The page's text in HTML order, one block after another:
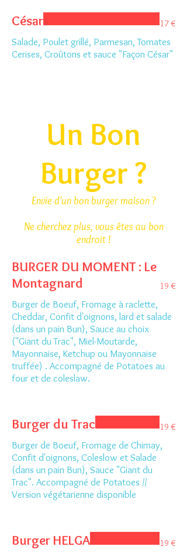
César
Salade, Poulet grillé, Parmesan, Tomates
Cerises, Croûtons et sauce "Façon César"
17 €
Un Bon
Burger ?
Envie d'un bon burger maison ?
Ne cherchez plus, vous êtes au bon
endroit !
BURGER DU MOMENT : Le
Montagnard
Burger de Boeuf, Fromage à raclette,
Cheddar, Confit d'oignons, lard et salade
(dans un pain Bun), Sauce au choix
("Giant du Trac", Miel-Moutarde,
Mayonnaise, Ketchup ou Mayonnaise
truffée) . Accompagné de Potatoes au
four et de coleslaw.
19 €
Burger du Trac
Burger de Boeuf, Fromage de Chimay,
Confit d'oignons, Coleslow et Salade
(dans un pain Bun), Sauce "Giant du
Trac". Accompagné de Potatoes //
Version végétarienne disponible
19 €
Burger HELGA 19 €